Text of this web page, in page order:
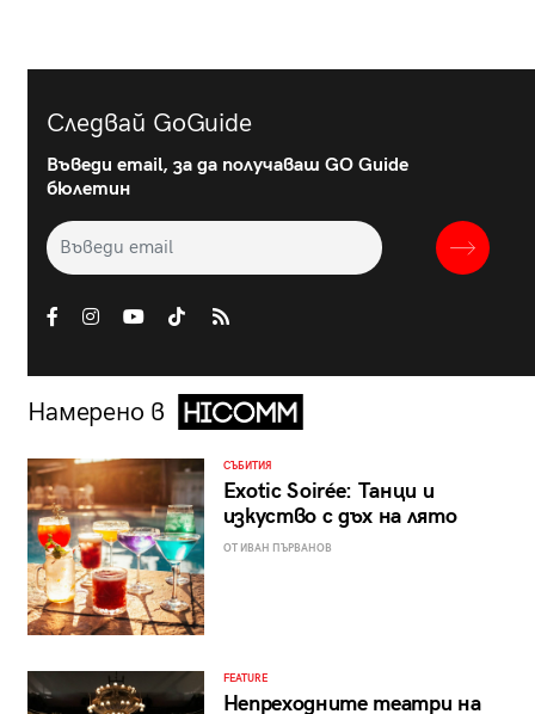
Следвай GoGuide
Въведи email, за да получаваш GO Guide
бюлетин
Намерено в
СЪБИТИЯ
Exotic Soirée: Танци и
изкуство с дъх на лято
ОТ ИВАН ПЪРВАНОВ
FEATURE
Непреходните театри на